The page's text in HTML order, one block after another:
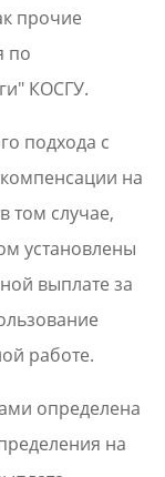
прочие
по
КОСГУ.
подхода с
на
том случае,
установлены
выплате за
работе.
определена
на